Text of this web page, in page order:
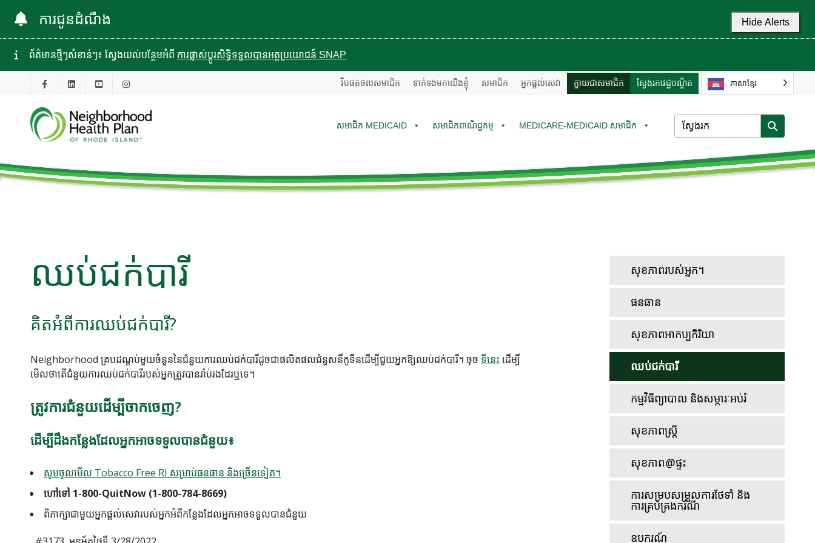
ការជូនដំណឹង Hide Alerts
ព័ត៌មានថ្មីៗសំខាន់ៗ៖ ស្វែងយល់បន្ថែមអំពី ការផ្លាស់ប្តូរសិទ្ធិទទួលបានអត្ថប្រយោជន៍ SNAP
វិបផតថលសមាជិក ទាក់ទងមកយើងខ្ញុំ សមាជិក អ្នកផ្តល់សេវា ក្លាយជាសមាជិក ស្វែងរកវេជ្ជបណ្ឌិត ភាសាខ្មែរ
សមាជិក MEDICAID សមាជិកពាណិជ្ជកម្ម MEDICARE-MEDICAID សមាជិក
ឈប់ជក់បារី
គិតអំពីការឈប់ជក់បារី?
Neighborhood គ្របដណ្តប់មួយចំនួននៃជំនួយការឈប់ជក់បារីដូចជាផលិតផលជំនួសនីកូទីនដើម្បីជួយអ្នកឱ្យឈប់ជក់បារី។ ចុច ទីនេះ ដើម្បី
មើលថាតើជំនួយការឈប់ជក់បារីរបស់អ្នកត្រូវបានរ៉ាប់រងដែរឬទេ។
ត្រូវការជំនួយដើម្បីចាកចេញ?
ដើម្បីដឹងកន្លែងដែលអ្នកអាចទទួលបានជំនួយ៖
សូមចូលមើល Tobacco Free RI សម្រាប់ធនធាន និងច្រើនទៀត។
ហៅទៅ 1-800-QuitNow (1-800-784-8669)
ពិភាក្សាជាមួយអ្នកផ្តល់សេវារបស់អ្នកអំពីកន្លែងដែលអ្នកអាចទទួលបានជំនួយ
សុខភាពរបស់អ្នក។
ធនធាន
សុខភាពអាកប្បកិរិយា
ឈប់ជក់បារី
កម្មវិធីព្យាបាល និងសម្ភារៈអប់រំ
សុខភាពស្ត្រី
សុខភាព@ផ្ទះ
ការសម្របសម្រួលការថែទាំ និង
ការគ្រប់គ្រងករណី
ឧបករណ៍